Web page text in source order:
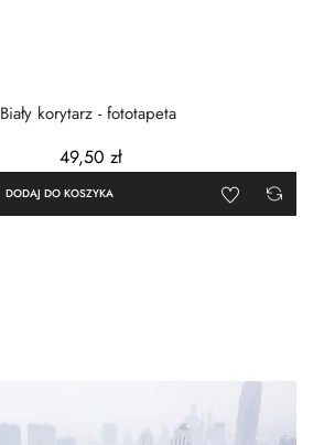
Biały korytarz - fototapeta
49,50 zł
DODAJ DO KOSZYKA